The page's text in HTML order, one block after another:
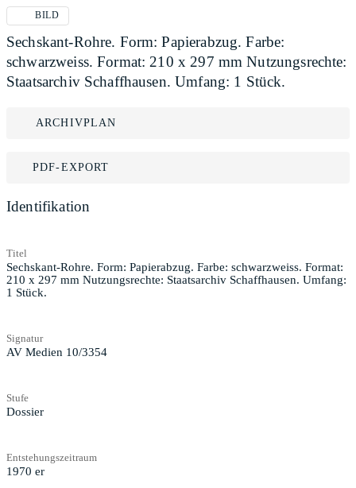
BILD
Sechskant-Rohre. Form: Papierabzug. Farbe:
schwarzweiss. Format: 210 x 297 mm Nutzungsrechte:
Staatsarchiv Schaffhausen. Umfang: 1 Stück.
ARCHIVPLAN
PDF-EXPORT
Identifikation
Titel
Sechskant-Rohre. Form: Papierabzug. Farbe: schwarzweiss. Format:
210 x 297 mm Nutzungsrechte: Staatsarchiv Schaffhausen. Umfang:
1 Stück.
Signatur
AV Medien 10/3354
Stufe
Dossier
Entstehungszeitraum
1970 er